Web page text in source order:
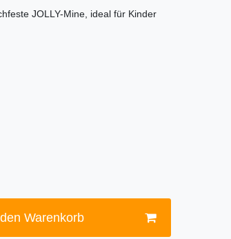
JOLLY-Mine, ideal für Kinder
Warenkorb